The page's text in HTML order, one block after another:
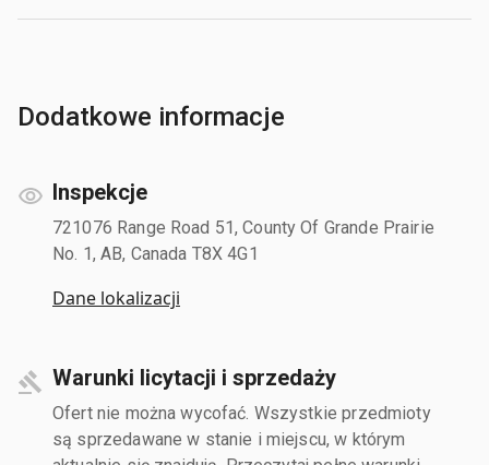
Dodatkowe informacje
Inspekcje
721076 Range Road 51, County Of Grande Prairie
No. 1, AB, Canada T8X 4G1
Dane lokalizacji
Warunki licytacji i sprzedaży
Ofert nie można wycofać. Wszystkie przedmioty
są sprzedawane w stanie i miejscu, w którym